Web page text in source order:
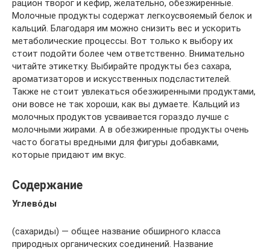
рацион творог и кефир, желательно, обезжиренные.
Молочные продукты содержат легкоусвояемый белок и
кальций. Благодаря им можно снизить вес и ускорить
метаболические процессы. Вот только к выбору их
стоит подойти более чем ответственно. Внимательно
читайте этикетку. Выбирайте продукты без сахара,
ароматизаторов и искусственных подсластителей.
Также не стоит увлекаться обезжиренными продуктами,
они вовсе не так хороши, как вы думаете. Кальций из
молочных продуктов усваивается гораздо лучше с
молочными жирами. А в обезжиренные продукты очень
часто богаты вредными для фигуры добавками,
которые придают им вкус.
Содержание
Углево́ды
(сахариды) — общее название обширного класса
природных органических соединений. Название